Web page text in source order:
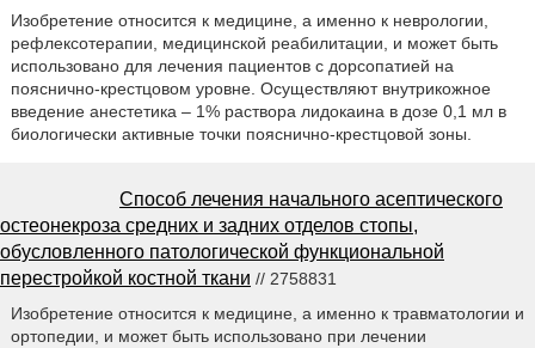
Изобретение относится к медицине, а именно к неврологии,
рефлексотерапии, медицинской реабилитации, и может быть
использовано для лечения пациентов с дорсопатией на
пояснично-крестцовом уровне. Осуществляют внутрикожное
введение анестетика – 1% раствора лидокаина в дозе 0,1 мл в
биологически активные точки пояснично-крестцовой зоны.
Способ лечения начального асептического
остеонекроза средних и задних отделов стопы,
обусловленного патологической функциональной
перестройкой костной ткани // 2758831
Изобретение относится к медицине, а именно к травматологии и
ортопедии, и может быть использовано при лечении